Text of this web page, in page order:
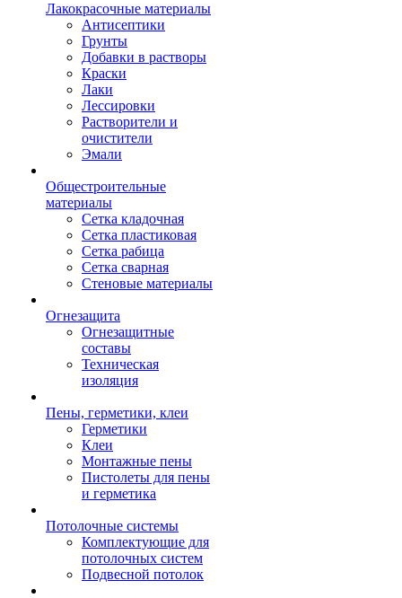
Лакокрасочные материалы
Антисептики
Грунты
Добавки в растворы
Краски
Лаки
Лессировки
Растворители и
очистители
Эмали
Общестроительные
материалы
Сетка кладочная
Сетка пластиковая
Сетка рабица
Сетка сварная
Стеновые материалы
Огнезащита
Огнезащитные
составы
Техническая
изоляция
Пены, герметики, клеи
Герметики
Клеи
Монтажные пены
Пистолеты для пены
и герметика
Потолочные системы
Комплектующие для
потолочных систем
Подвесной потолок